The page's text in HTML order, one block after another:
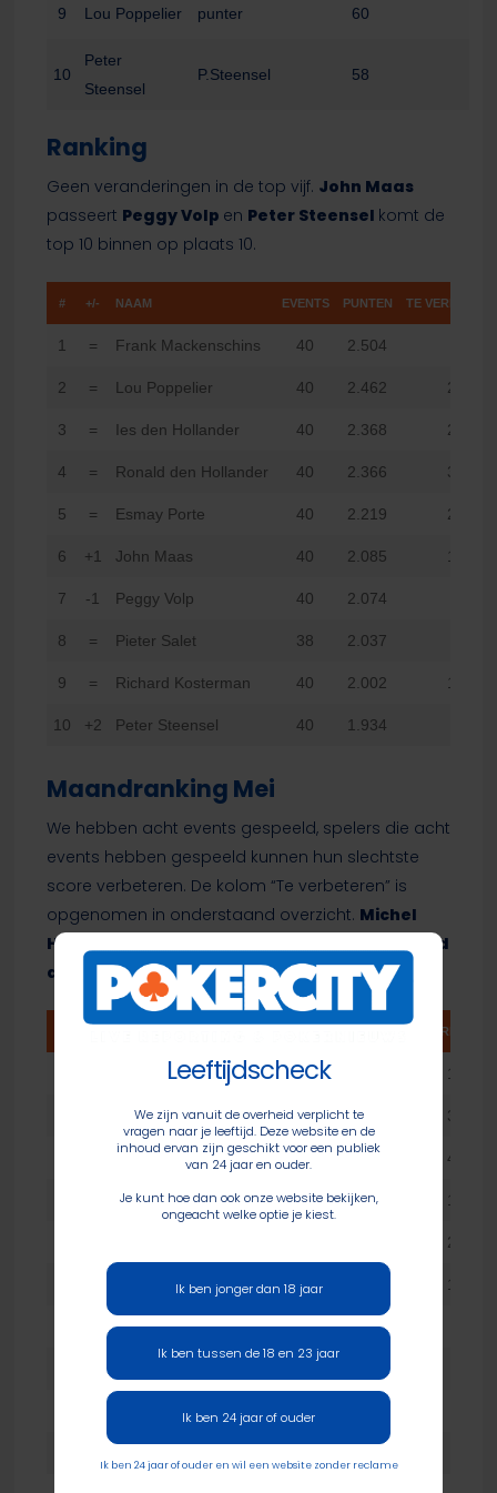
9 Lou Poppelier punter 60
10
Peter
Steensel
P.Steensel 58
Ranking
Geen veranderingen in de top vijf. John Maas
passeert Peggy Volp en Peter Steensel komt de
top 10 binnen op plaats 10.
# +/- NAAM EVENTS PUNTEN TE
1 = Frank Mackenschins 40 2.504
2 = Lou Poppelier 40 2.462 20
3 = Ies den Hollander 40 2.368 26
4 = Ronald den Hollander 40 2.366 34
5 = Esmay Porte 40 2.219 24
6 +1 John Maas 40 2.085 18
7 -1 Peggy Volp 40 2.074
8 = Pieter Salet 38 2.037
9 = Richard Kosterman 40 2.002 16
10 +2 Peter Steensel 40 1.934
Maandranking Mei
We hebben acht events gespeeld, spelers die acht
events hebben gespeeld kunnen hun slechtste
score verbeteren. De kolom “Te verbeteren” is
opgenomen in onderstaand overzicht. Michel
Hoekstra
Ronald
den Hollander.
TE
Michel Hoekstra 8 12
Ronald den Hollander 8 467 34
Peggy Volp 8 424 44
John Maas 8 416 16
20
Lou Poppelier 8 18
Jos van Rheden 7 393
Johan Wisselo 8
Leeftijdscheck
We zijn vanuit de overheid verplicht te
vragen naar je leeftijd. Deze website en de
inhoud ervan zijn geschikt voor een publiek
van 24 jaar en ouder.
Je kunt hoe dan ook onze website bekijken,
ongeacht welke optie je kiest.
Ik ben jonger dan 18 jaar
Ik ben tussen de 18 en 23 jaar
Ik ben 24 jaar of ouder
Ik ben 24 jaar of ouder en wil een website zonder reclame